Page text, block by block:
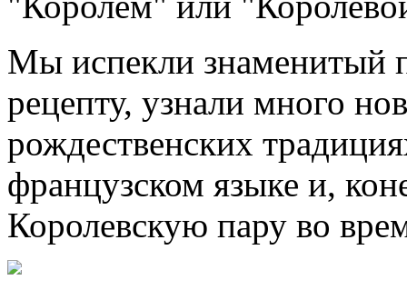
Мы испекли знаменитый
рецепту, узнали много
рождественских
французском языке и,
Королевскую пару во